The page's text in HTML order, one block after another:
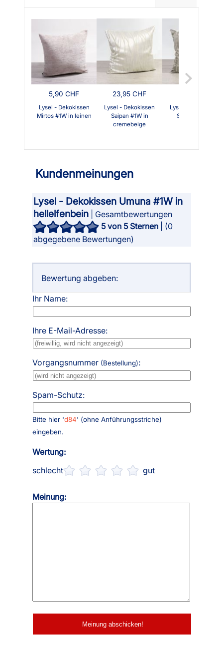
5,90 CHF
Lysel - Dekokissen
Mirtos #1W in leinen
23,95 CHF
Lysel - Dekokissen
Saipan #1W in
cremebeige
Lysel - Dekokissen
Saipan #1W in
Kundenmeinungen
Lysel - Dekokissen Umuna #1W in
hellelfenbein | Gesamtbewertungen
5von 5 Sternen | (0
abgegebene Bewertungen)
Bewertung abgeben:
Wertung:
schlecht
gut
Meinung:
Ihr Name:
Ihre E-Mail-Adresse:
Vorgangsnummer (Bestellung):
Spam-Schutz:
Bitte hier 'd84' (ohne Anführungsstriche)
eingeben.